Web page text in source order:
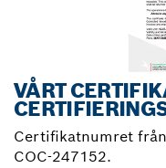
VÅRT
Certifikatnumret
COC-247152.